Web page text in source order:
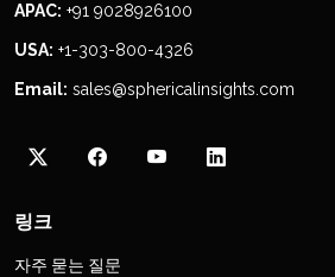
APAC: +91 9028926100
USA: +1-303-800-4326
Email: sales@sphericalinsights.com
링크
자주 묻는 질문